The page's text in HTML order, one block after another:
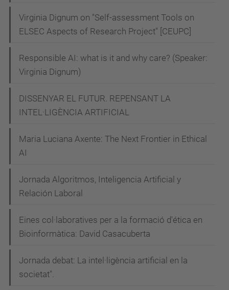
Véliz
2022-
04-
21T10:00:00+02:00
21T12:00:00+02:00
Sant
Jordi
Digital
2022
a
UPC
Virginia Dignum on "Self-assessment Tools on
ELSEC Aspects of Research Project" [CEUPC]
Responsible AI: what is it and why care? (Speaker:
Virginia Dignum)
DISSENYAR EL FUTUR. REPENSANT LA
INTEL·LIGÈNCIA ARTIFICIAL
Maria Luciana Axente: The Next Frontier in Ethical
AI
Jornada Algoritmos, Inteligencia Artificial y
Relación Laboral
Eines col·laboratives per a la formació d'ética en
Bioinformàtica: David Casacuberta
Jornada debat: La intel·ligència artificial en la
societat".